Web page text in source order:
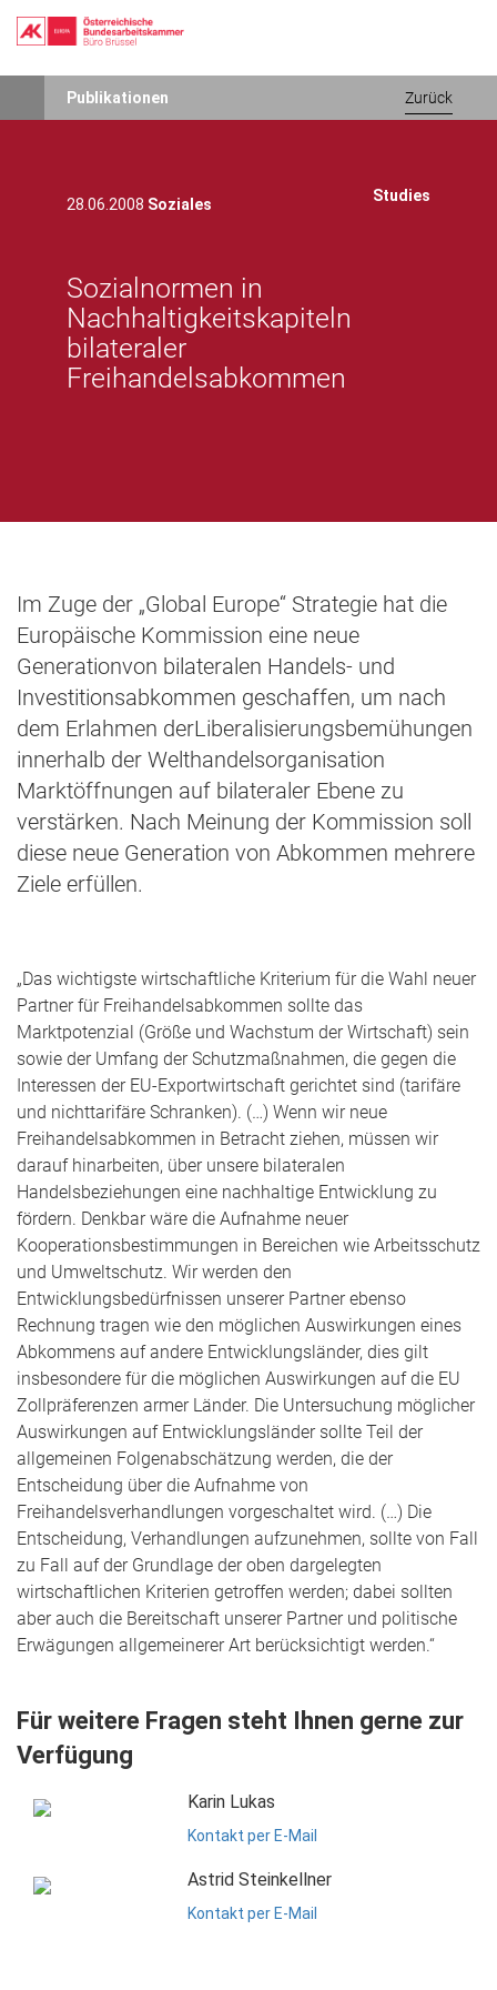
Publikationen Zurück
28.06.2008 Soziales Studies
Sozialnormen in
Nachhaltigkeitskapiteln
bilateraler
Freihandelsabkommen
Im Zuge der „Global Europe“ Strategie hat die
Europäische Kommission eine neue
Generationvon bilateralen Handels- und
Investitionsabkommen geschaffen, um nach
dem Erlahmen derLiberalisierungsbemühungen
innerhalb der Welthandelsorganisation
Marktöffnungen auf bilateraler Ebene zu
verstärken. Nach Meinung der Kommission soll
diese neue Generation von Abkommen mehrere
Ziele erfüllen.
„Das wichtigste wirtschaftliche Kriterium für die Wahl neuer
Partner für Freihandelsabkommen sollte das
Marktpotenzial (Größe und Wachstum der Wirtschaft) sein
sowie der Umfang der Schutzmaßnahmen, die gegen die
Interessen der EU-Exportwirtschaft gerichtet sind (tarifäre
und nichttarifäre Schranken). (…) Wenn wir neue
Freihandelsabkommen in Betracht ziehen, müssen wir
darauf hinarbeiten, über unsere bilateralen
Handelsbeziehungen eine nachhaltige Entwicklung zu
fördern. Denkbar wäre die Aufnahme neuer
Kooperationsbestimmungen in Bereichen wie Arbeitsschutz
und Umweltschutz. Wir werden den
Entwicklungsbedürfnissen unserer Partner ebenso
Rechnung tragen wie den möglichen Auswirkungen eines
Abkommens auf andere Entwicklungsländer, dies gilt
insbesondere für die möglichen Auswirkungen auf die EU
Zollpräferenzen armer Länder. Die Untersuchung möglicher
Auswirkungen auf Entwicklungsländer sollte Teil der
allgemeinen Folgenabschätzung werden, die der
Entscheidung über die Aufnahme von
Freihandelsverhandlungen vorgeschaltet wird. (…) Die
Entscheidung, Verhandlungen aufzunehmen, sollte von Fall
zu Fall auf der Grundlage der oben dargelegten
wirtschaftlichen Kriterien getroffen werden; dabei sollten
aber auch die Bereitschaft unserer Partner und politische
Erwägungen allgemeinerer Art berücksichtigt werden.“
Für weitere Fragen steht Ihnen gerne zur
Verfügung
Karin Lukas
Kontakt per E-Mail
Astrid Steinkellner
Kontakt per E-Mail